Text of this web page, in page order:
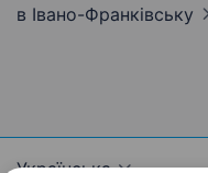
в Івано-Франківську
Українська